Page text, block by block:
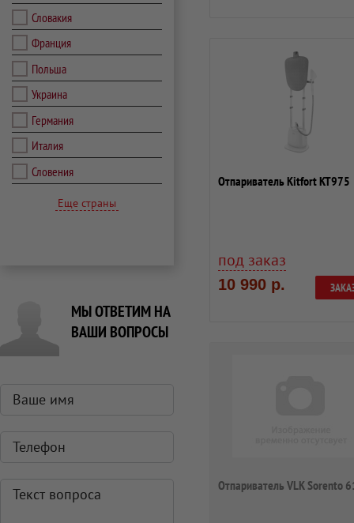
Словакия
Франция
Польша
Украина
Германия
Италия
Словения
Еще страны
МЫ ОТВЕТИМ НА
ВАШИ ВОПРОСЫ
Отпариватель Kitfort KT975
под заказ
10 990 р.
Отпариватель VLK Sorento